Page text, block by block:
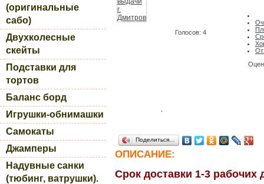
(оригинальные
сабо)
Двухколесные
скейты
Подставки для
тортов
Баланс борд
Игрушки-обнимашки
Самокаты
Джамперы
Надувные санки
(тюбинг, ватрушки).
Голосов: 4
.
Поделиться…
ОПИСАНИЕ:
Срок доставки 1-3 рабочих